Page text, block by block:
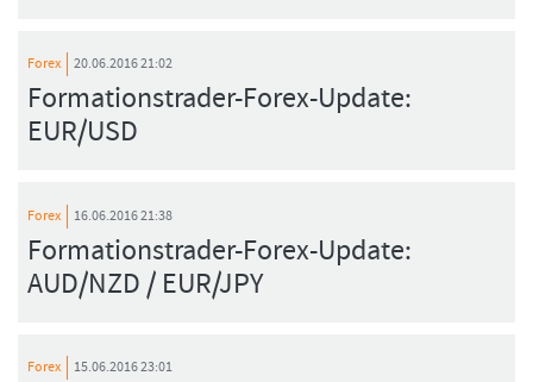
Forex 20.06.2016 21:02
Formationstrader-Forex-Update:
EUR/USD
Forex 16.06.2016 21:38
Formationstrader-Forex-Update:
AUD/NZD / EUR/JPY
Forex 15.06.2016 23:01